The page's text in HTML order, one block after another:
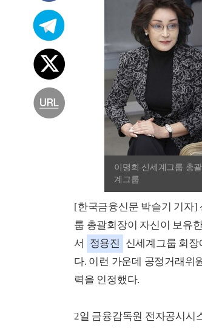
이명희 신세계그룹 총
계그룹
[한국금융신문 박슬기 기자]
룹 총괄회장이 자신이 보유
서
정용진
신세계그룹 회
다. 이런 가운데 공정거래위
력을 인정했다.
2일 금융감독원 전자공시시